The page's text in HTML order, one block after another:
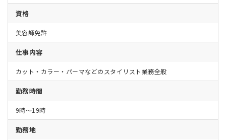
資格
美容師免許
仕事内容
カット・カラー・パーマなどのスタイリスト業務全般
勤務時間
9時～19時
勤務地